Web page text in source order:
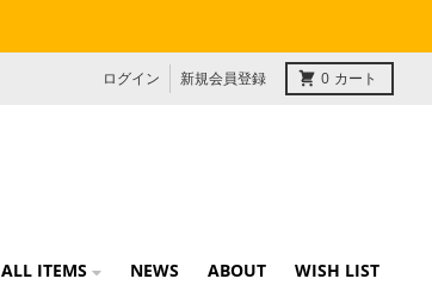
ログイン 新規会員登録 0 カート
ALL ITEMS NEWS ABOUT WISH LIST